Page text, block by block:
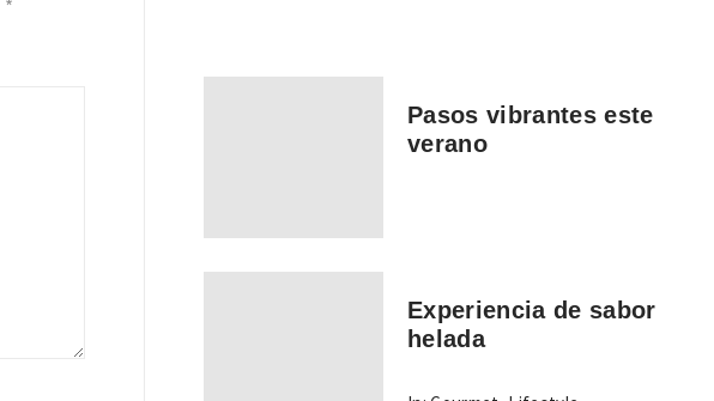
*
Pasos vibrantes este
verano
Experiencia de sabor
helada